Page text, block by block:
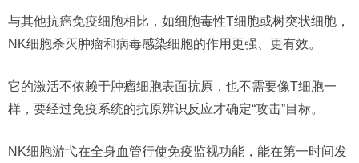
与其他抗癌免疫细胞相比，如细胞毒性T细胞或树突状细胞，
NK细胞杀灭肿瘤和病毒感染细胞的作用更强、更有效。
它的激活不依赖于肿瘤细胞表面抗原，也不需要像T细胞一
样，要经过免疫系统的抗原辨识反应才确定“攻击”目标。
NK细胞游弋在全身血管行使免疫监视功能，能在第一时间发